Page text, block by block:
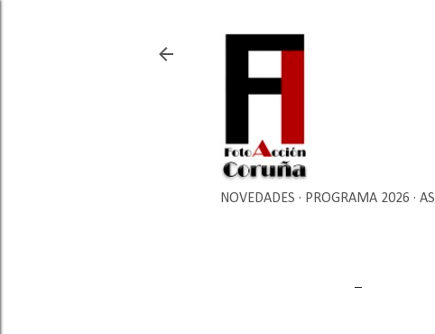
NOVEDADES PROGRAMA 2026